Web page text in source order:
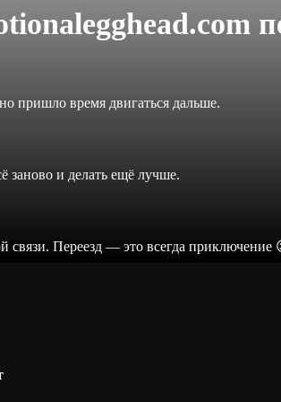
пришло время двигаться дальше.
заново и делать ещё лучше.
связи. Переезд — это всегда приключение